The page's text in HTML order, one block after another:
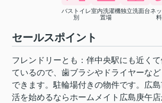
バストイレ
別
室内洗濯機
置場
独立洗面台ネ
セールスポイント
フレンドリーとも：伴中央駅にも近く
ているので、歯ブラシやドライヤーな
できます。駐輪場付きの物件です。広
活を始めるならホームメイト広島庚午